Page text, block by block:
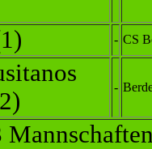
- CS
-